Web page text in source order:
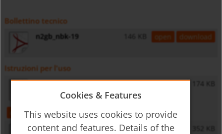
Bollettino tecnico
n2gb_nbk-19 146 KB open download
Istruzioni per l'uso
NBK-19 - Operating Instructions 174 KB
open
download
NBK-R - Operating Instructions
352 KB
Cookies & Features
This website uses cookies to provide
content and features. Details of the